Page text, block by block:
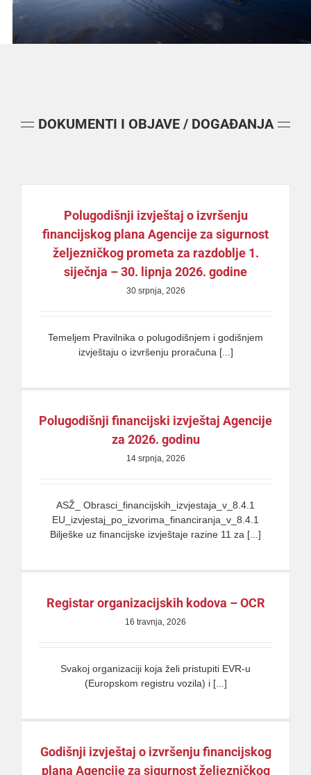
DOKUMENTI I OBJAVE / DOGAĐANJA
Polugodišnji izvještaj o izvršenju
financijskog plana Agencije za sigurnost
željezničkog prometa za razdoblje 1.
siječnja – 30. lipnja 2026. godine
30 srpnja, 2026
Temeljem Pravilnika o polugodišnjem i godišnjem
izvještaju o izvršenju proračuna [...]
Polugodišnji financijski izvještaj Agencije
za 2026. godinu
14 srpnja, 2026
ASŽ_ Obrasci_financijskih_izvjestaja_v_8.4.1
EU_izvjestaj_po_izvorima_financiranja_v_8.4.1
Bilješke uz financijske izvještaje razine 11 za [...]
Registar organizacijskih kodova – OCR
16 travnja, 2026
Svakoj organizaciji koja želi pristupiti EVR-u
(Europskom registru vozila) i [...]
Godišnji izvještaj o izvršenju financijskog
plana Agencije za sigurnost željezničkog